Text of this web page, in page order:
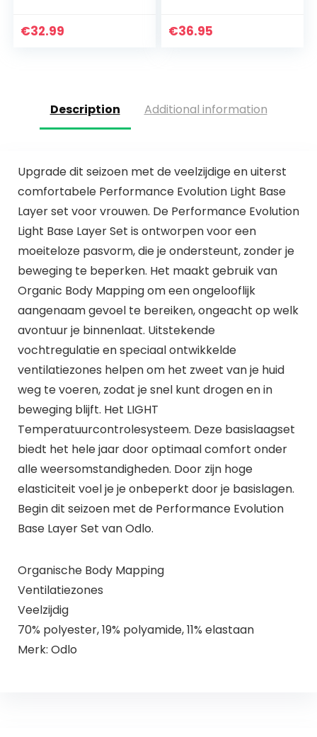
gym push-up
€32.99
joggingpak
€36.95
Description Additional information
Upgrade dit seizoen met de veelzijdige en uiterst
comfortabele Performance Evolution Light Base
Layer set voor vrouwen. De Performance Evolution
Light Base Layer Set is ontworpen voor een
moeiteloze pasvorm, die je ondersteunt, zonder je
beweging te beperken. Het maakt gebruik van
Organic Body Mapping om een ongelooflijk
aangenaam gevoel te bereiken, ongeacht op welk
avontuur je binnenlaat. Uitstekende
vochtregulatie en speciaal ontwikkelde
ventilatiezones helpen om het zweet van je huid
weg te voeren, zodat je snel kunt drogen en in
beweging blijft. Het LIGHT
Temperatuurcontrolesysteem. Deze basislaagset
biedt het hele jaar door optimaal comfort onder
alle weersomstandigheden. Door zijn hoge
elasticiteit voel je je onbeperkt door je basislagen.
Begin dit seizoen met de Performance Evolution
Base Layer Set van Odlo.
Organische Body Mapping
Ventilatiezones
Veelzijdig
70% polyester, 19% polyamide, 11% elastaan
Merk: Odlo